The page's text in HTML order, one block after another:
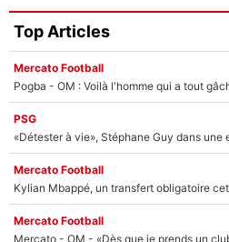
Top Articles
Mercato Football
Pogba - OM : Voilà l'homme qui a tout
PSG
«Détester à vie», Stéphane Guy dans une
Mercato Football
Kylian Mbappé, un transfert obligatoire
Mercato Football